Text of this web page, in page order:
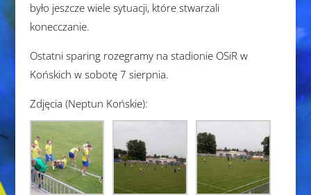
było jeszcze wiele sytuacji, które stwarzali
konecczanie.
Ostatni sparing rozegramy na stadionie OSiR w
Końskich w sobotę 7 sierpnia.
Zdjęcia (Neptun Końskie):